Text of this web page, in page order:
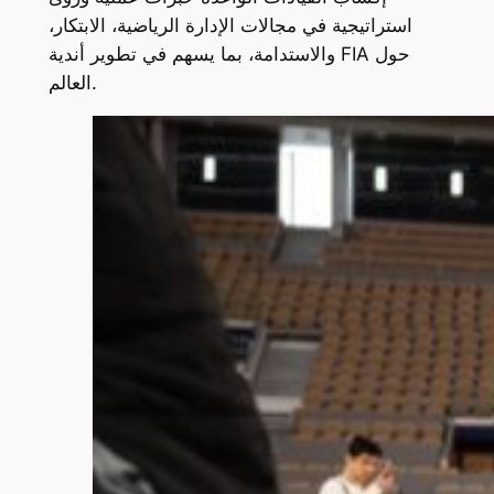
استراتيجية في مجالات الإدارة الرياضية، الابتكار،
والاستدامة، بما يسهم في تطوير أندية FIA حول
العالم.